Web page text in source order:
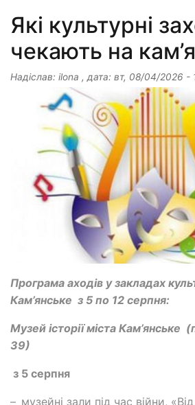
Які культурні
чекають на
Надіслав: ilona , дата: вт, 08/04/2026 -
Програма аходів у закладах
Кам’янське з 5 по 12 серпня:
Музей історії міста Кам’янське
39)
з 5 серпня
– музейні зали під час війни,